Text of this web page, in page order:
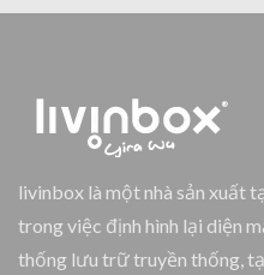
livinbox là một nhà sản xuất
trong việc định hình lại diện
thống lưu trữ truyền thống,